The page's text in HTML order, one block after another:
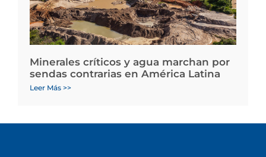
Minerales críticos y agua marchan por
sendas contrarias en América Latina
Leer Más >>